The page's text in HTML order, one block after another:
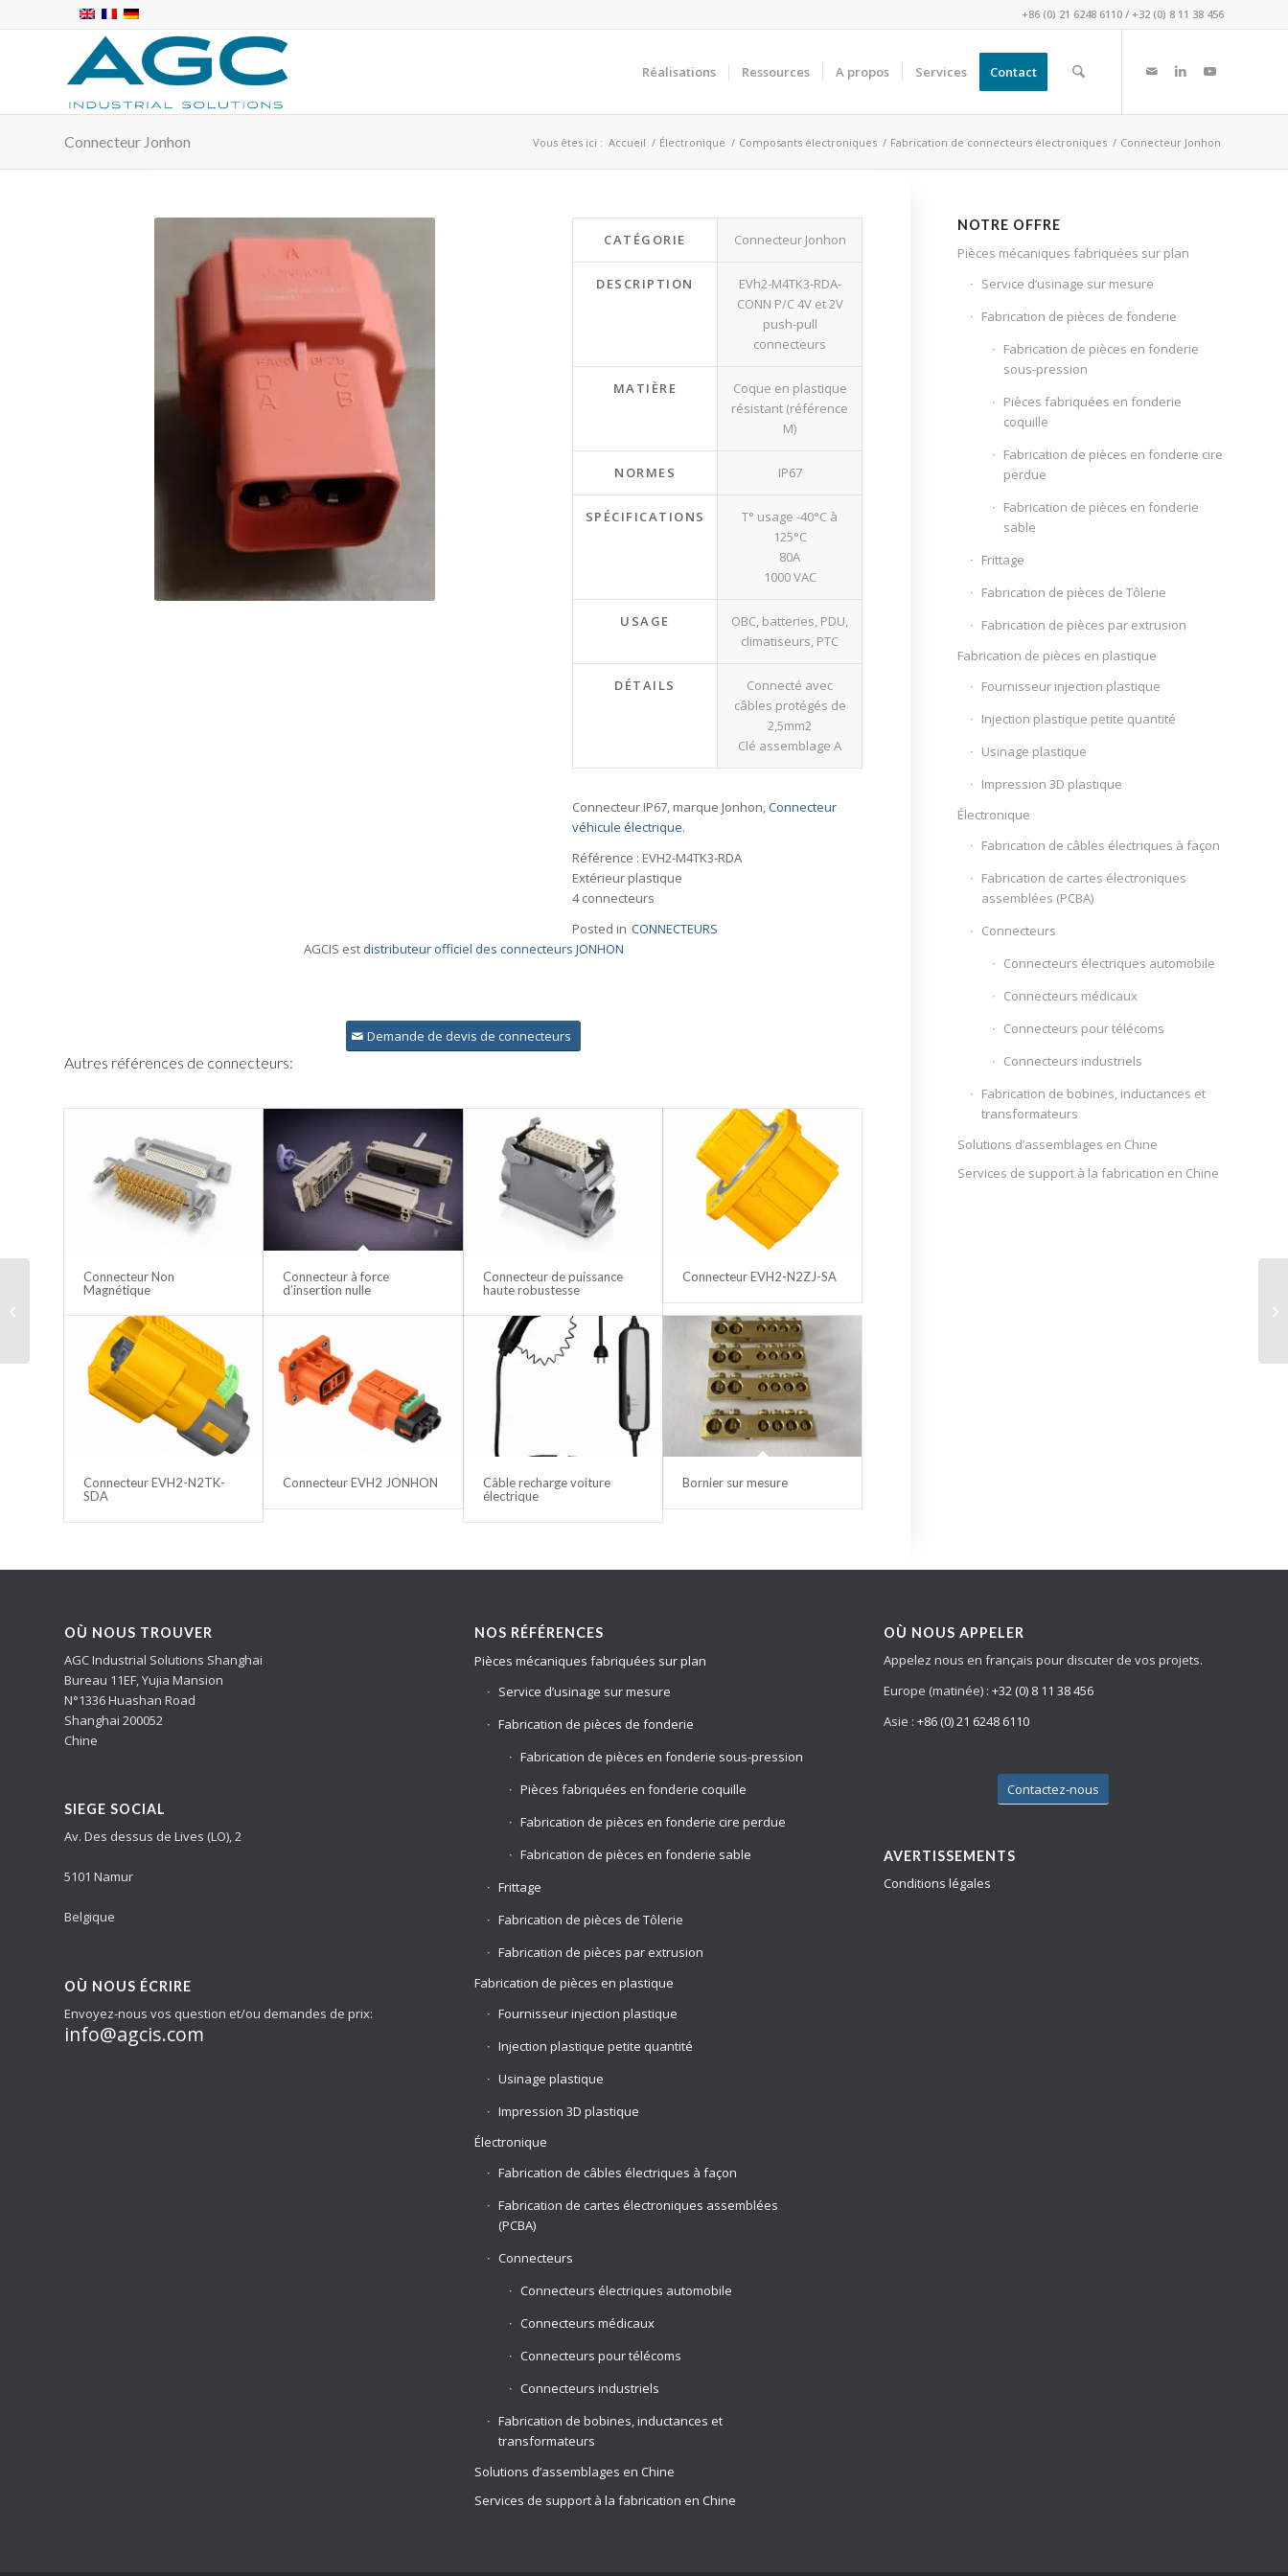
+86 (0) 21 6248 6110 / +32 (0) 8 11 38 456
Réalisations Ressources A propos Services Contact
Connecteur Jonhon Vous êtes ici : Accueil / Électronique / Composants électroniques / Fabrication de connecteurs électroniques / Connecteur Jonhon
CATÉGORIE Connecteur Jonhon
DESCRIPTION
EVh2-M4TK3-RDA-
CONN P/C 4V et 2V
push-pull
connecteurs
MATIÈRE
Coque en plastique
résistant (référence
M)
NORMES IP67
SPÉCIFICATIONS
T° usage -40°C à
125°C
80A
1000 VAC
USAGE
OBC, batteries, PDU,
climatiseurs, PTC
DÉTAILS
Connecté avec
câbles protégés de
2,5mm2
Clé assemblage A
Connecteur IP67, marque Jonhon,Connecteur
véhicule électrique.
Référence : EVH2-M4TK3-RDA
Extérieur plastique
4 connecteurs
Posted in CONNECTEURS
AGCIS est distributeur officiel des connecteurs JONHON
Demande de devis de connecteurs
Autres références de connecteurs:
Connecteur Non
Magnétique
Connecteur à force
d’insertion nulle
Connecteur de puissance
haute robustesse
Connecteur EVH2-N2ZJ-SA
Connecteur EVH2-N2TK-
SDA
Connecteur EVH2 JONHON
Câble recharge voiture
électrique
Bornier sur mesure
NOTRE OFFRE
Pièces mécaniques fabriquées sur plan
Service d’usinage sur mesure
Fabrication de pièces de fonderie
Fabrication de pièces en fonderie
sous-pression
Pièces fabriquées en fonderie
coquille
Fabrication de pièces en fonderie cire
perdue
Fabrication de pièces en fonderie
sable
Frittage
Fabrication de pièces de Tôlerie
Fabrication de pièces par extrusion
Fabrication de pièces en plastique
Fournisseur injection plastique
Injection plastique petite quantité
Usinage plastique
Impression 3D plastique
Électronique
Fabrication de câbles électriques à façon
Fabrication de cartes électroniques
assemblées (PCBA)
Connecteurs
Connecteurs électriques automobile
Connecteurs médicaux
Connecteurs pour télécoms
Connecteurs industriels
Fabrication de bobines, inductances et
transformateurs
Solutions d’assemblages en Chine
Services de support à la fabrication en Chine
OÙ NOUS TROUVER
AGC Industrial Solutions Shanghai
Bureau 11EF, Yujia Mansion
N°1336 Huashan Road
Shanghai 200052
Chine
SIEGE SOCIAL
Av. Des dessus de Lives (LO), 2
5101 Namur
Belgique
OÙ NOUS ÉCRIRE
Envoyez-nous vos question et/ou demandes de prix:
info@agcis.com
NOS RÉFÉRENCES
Pièces mécaniques fabriquées sur plan
Service d’usinage sur mesure
Fabrication de pièces de fonderie
Fabrication de pièces en fonderie sous-pression
Pièces fabriquées en fonderie coquille
Fabrication de pièces en fonderie cire perdue
Fabrication de pièces en fonderie sable
Frittage
Fabrication de pièces de Tôlerie
Fabrication de pièces par extrusion
Fabrication de pièces en plastique
Fournisseur injection plastique
Injection plastique petite quantité
Usinage plastique
Impression 3D plastique
Électronique
Fabrication de câbles électriques à façon
Fabrication de cartes électroniques assemblées
(PCBA)
Connecteurs
Connecteurs électriques automobile
Connecteurs médicaux
Connecteurs pour télécoms
Connecteurs industriels
Fabrication de bobines, inductances et
transformateurs
Solutions d’assemblages en Chine
Services de support à la fabrication en Chine
OÙ NOUS APPELER
Appelez nous en français pour discuter de vos projets.
Europe (matinée) :+32 (0) 8 11 38 456
Asie :+86 (0) 21 6248 6110
Contactez-nous
AVERTISSEMENTS
Conditions légales
Coffret plastique pour
électronique